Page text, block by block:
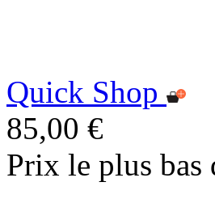
Quick Shop
85,00 €
Prix le plus bas